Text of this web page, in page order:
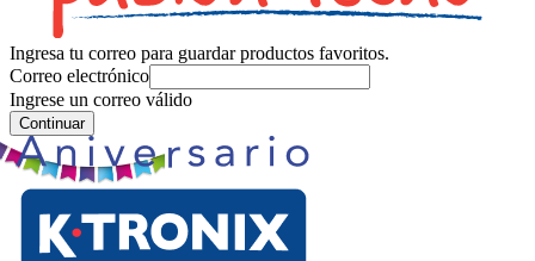
Ingresa tu correo para guardar productos favoritos.
Correo electrónico
Ingrese un correo válido
Continuar